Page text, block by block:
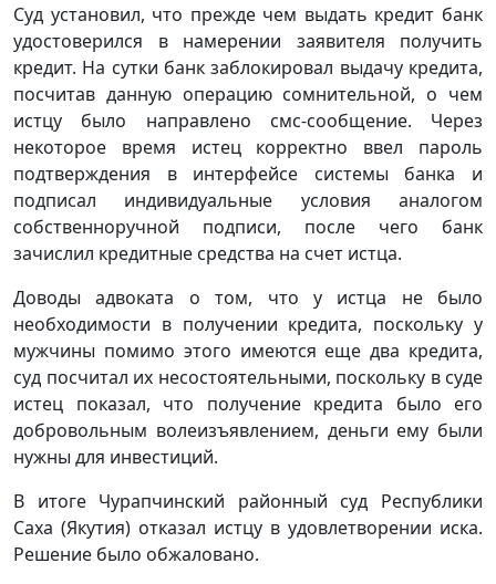
Суд установил, что прежде чем выдать кредит банк
удостоверился в намерении заявителя получить
кредит. На сутки банк заблокировал выдачу кредита,
посчитав данную операцию сомнительной, о чем
истцу было направлено смс-сообщение. Через
некоторое время истец корректно ввел пароль
подтверждения в интерфейсе системы банка и
подписал индивидуальные условия аналогом
собственноручной подписи, после чего банк
зачислил кредитные средства на счет истца.
Доводы адвоката о том, что у истца не было
необходимости в получении кредита, поскольку у
мужчины помимо этого имеются еще два кредита,
суд посчитал их несостоятельными, поскольку в суде
истец показал, что получение кредита было его
добровольным волеизъявлением, деньги ему были
нужны для инвестиций.
В итоге Чурапчинский районный суд Республики
Саха (Якутия) отказал истцу в удовлетворении иска.
Решение было обжаловано.